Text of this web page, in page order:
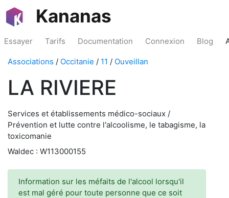
Kananas
Essayer Tarifs Documentation Connexion Blog
Associations / Occitanie / 11 / Ouveillan
LA RIVIERE
Services et établissements médico-sociaux /
Prévention et lutte contre l'alcoolisme, le tabagisme, la
toxicomanie
Waldec : W113000155
Information sur les méfaits de l'alcool lorsqu'il
est mal géré pour toute personne que ce soit